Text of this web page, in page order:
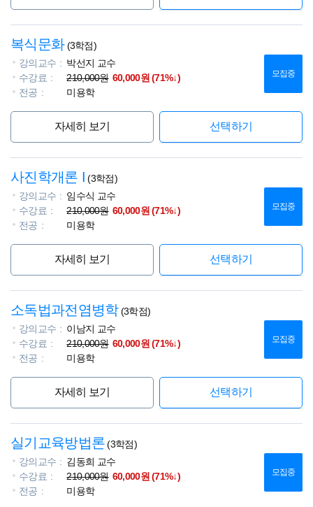
복식문화(3학점)
강의교수
박선지 교수
수강료
210,000원 60,000원 (71%↓)
전공
미용학
모집중
자세히 보기 선택하기
사진학개론 I (3학점)
강의교수
임수식 교수
수강료
210,000원 60,000원 (71%↓)
전공
미용학
모집중
자세히 보기 선택하기
소독법과전염병학(3학점)
강의교수
이남지 교수
수강료
210,000원 60,000원 (71%↓)
전공
미용학
모집중
자세히 보기 선택하기
실기교육방법론(3학점)
강의교수
김동희 교수
수강료
210,000원 60,000원 (71%↓)
전공
미용학
모집중